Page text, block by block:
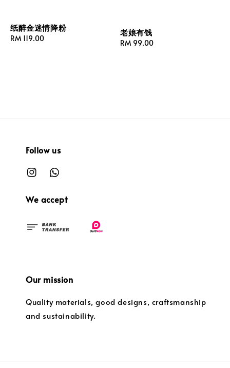
纸醉金迷情降粉
Regular
RM 119.00
老娘有钱
Regular
RM 99.00
Follow us
We accept
Our mission
Quality materials, good designs, craftsmanship
and sustainability.